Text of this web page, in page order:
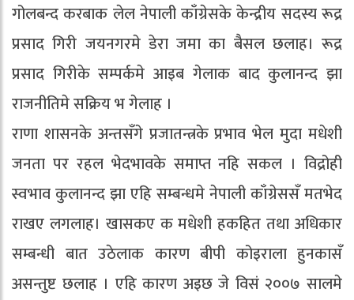
गोलबन्द करबाक लेल नेपाली काँग्रेसके केन्द्रीय सदस्य रूद्र
प्रसाद गिरी जयनगरमे डेरा जमा का बैसल छलाह। रूद्र
प्रसाद गिरीके सम्पर्कमे आइब गेलाक बाद कुलानन्द झा
राजनीतिमे सक्रिय भ गेलाह ।
राणा शासनके अन्तसँगे प्रजातन्त्रके प्रभाव भेल मुदा मधेशी
जनता पर रहल भेदभावके समाप्त नहि सकल । विद्रोही
स्वभाव कुलानन्द झा एहि सम्बन्धमे नेपाली काँग्रेससँ मतभेद
राखए लगलाह। खासकए क मधेशी हकहित तथा अधिकार
सम्बन्धी बात उठेलाक कारण बीपी कोइराला हुनकासँ
असन्तुष्ट छलाह । एहि कारण अइछ जे वि‍सं २००७ सालमे